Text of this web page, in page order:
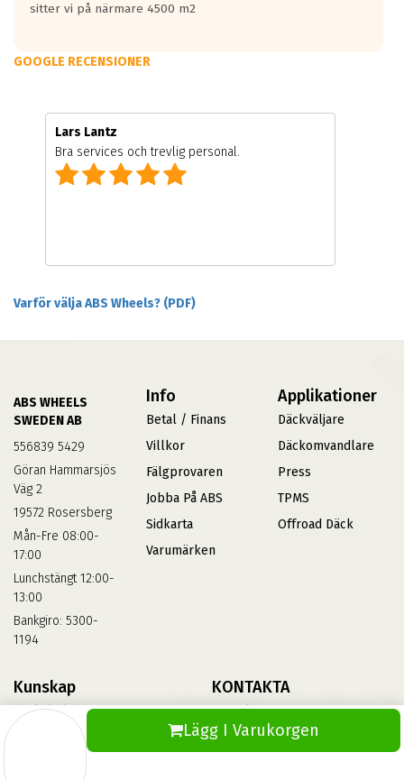
Lägg I Varukorgen
sitter vi på närmare 4500 m2
GOOGLE RECENSIONER
Lars Lantz
Bra services och trevlig personal.
Varför välja ABS Wheels? (PDF)
ABS WHEELS
SWEDEN AB
556839 5429
Göran Hammarsjös
Väg 2
19572 Rosersberg
Mån-Fre 08:00-
17:00
Lunchstängt 12:00-
13:00
Bankgiro: 5300-
1194
Info
Betal / Finans
Villkor
Fälgprovaren
Jobba På ABS
Sidkarta
Varumärken
Applikationer
Däckväljare
Däckomvandlare
Press
TPMS
Offroad Däck
Kunskap
Däckskola
KONTAKTA
Kontakta Oss
Vinterdäck